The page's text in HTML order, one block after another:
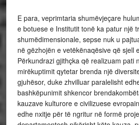
E para, veprimtaria shumëvjeçare
e botuese e Institutit tonë ka patur një
shumëdimensionale, sepse nuk u
në gëzhojën e vetëkënaqësive që sjell
Përkundrazi gjithçka që realizuam pati
mirëkuptimit qytetar brenda një
gjuhësor, duke zhvilluar paralelisht
bashkëpunimit shkencor
kauzave kulturore e civilizuese
edhe nxitje për të ngritur në formë